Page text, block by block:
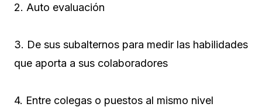
2. Auto evaluación
3. De sus subalternos para medir las habilidades
que aporta a sus colaboradores
4. Entre colegas o puestos al mismo nivel